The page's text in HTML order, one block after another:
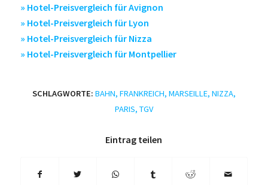
» Hotel-Preisvergleich für Avignon
» Hotel-Preisvergleich für Lyon
» Hotel-Preisvergleich für Nizza
» Hotel-Preisvergleich für Montpellier
SCHLAGWORTE: BAHN, FRANKREICH, MARSEILLE, NIZZA,
PARIS, TGV
Eintrag teilen